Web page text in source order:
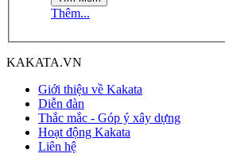
Thêm...
KAKATA.VN
Giới thiệu về Kakata
Diễn đàn
Thắc mắc - Góp ý xây dựng
Hoạt động Kakata
Liên hệ